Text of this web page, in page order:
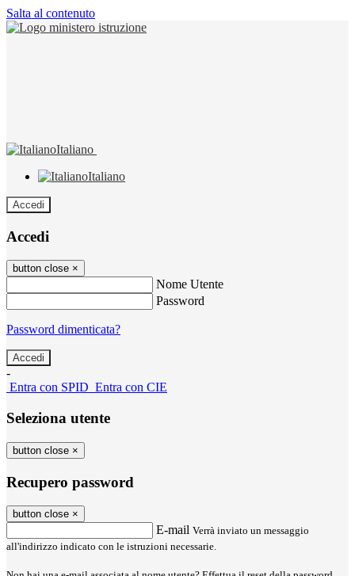
Salta al contenuto
Italiano
Italiano
Accedi
Accedi
button close ×
Nome Utente
Password
Password dimenticata?
-
Entra con SPID Entra con CIE
Seleziona utente
button close ×
Recupero password
button close ×
E-mail Verrà inviato un messaggio
all'indirizzo indicato con le istruzioni necessarie.